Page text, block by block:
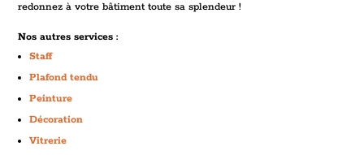
redonnez à votre bâtiment toute sa splendeur !
Nos autres services :
Staff
Plafond tendu
Peinture
Décoration
Vitrerie